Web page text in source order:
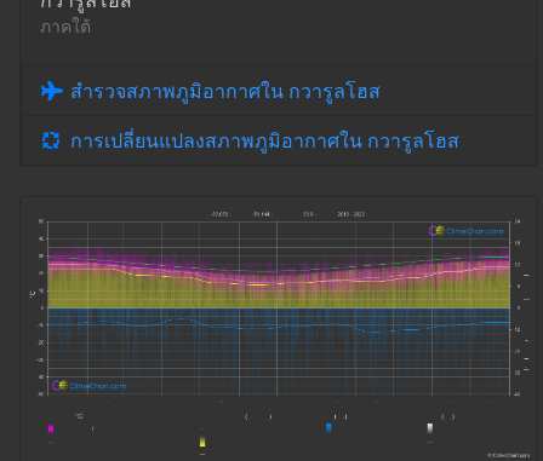
ภาคใต้
สำรวจสภาพภูมิอากาศใน กวารูลโฮส
การเปลี่ยนแปลงสภาพภูมิอากาศใน กวารูลโฮส